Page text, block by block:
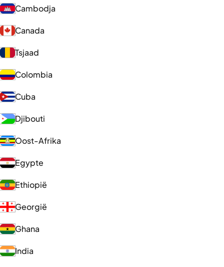
Cambodja
Canada
Tsjaad
Colombia
Cuba
Djibouti
Oost-Afrika
Egypte
Ethiopië
Georgië
Ghana
India